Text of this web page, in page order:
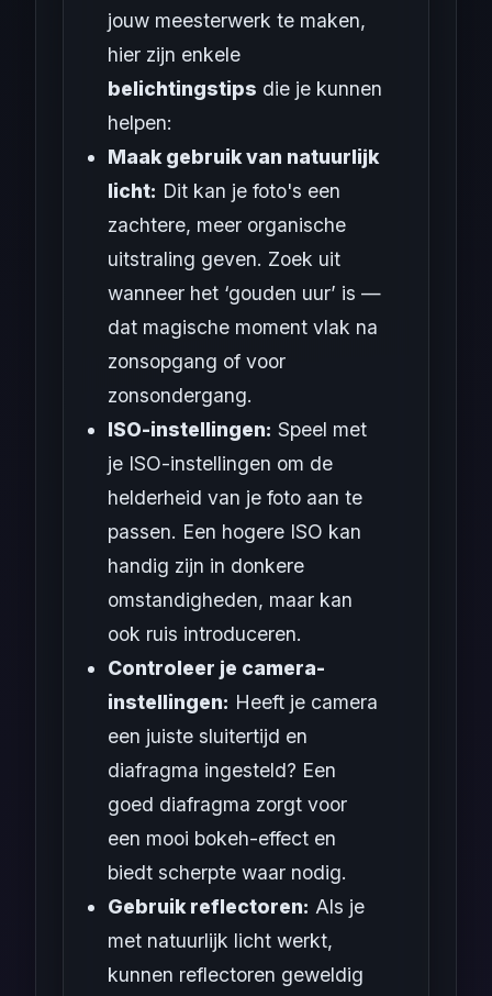
jouw meesterwerk te maken,
hier zijn enkele
belichtingstips die je kunnen
helpen:
Maak gebruik van natuurlijk
licht: Dit kan je foto's een
zachtere, meer organische
uitstraling geven. Zoek uit
wanneer het ‘gouden uur’ is —
dat magische moment vlak na
zonsopgang of voor
zonsondergang.
ISO-instellingen: Speel met
je ISO-instellingen om de
helderheid van je foto aan te
passen. Een hogere ISO kan
handig zijn in donkere
omstandigheden, maar kan
ook ruis introduceren.
Controleer je camera-
instellingen: Heeft je camera
een juiste sluitertijd en
diafragma ingesteld? Een
goed diafragma zorgt voor
een mooi bokeh-effect en
biedt scherpte waar nodig.
Gebruik reflectoren: Als je
met natuurlijk licht werkt,
kunnen reflectoren geweldig